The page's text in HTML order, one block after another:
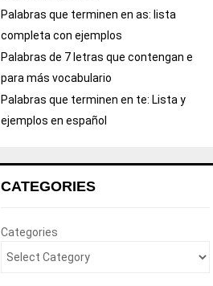
Palabras que terminen en as: lista
completa con ejemplos
Palabras de 7 letras que contengan e
para más vocabulario
Palabras que terminen en te: Lista y
ejemplos en español
CATEGORIES
Categories